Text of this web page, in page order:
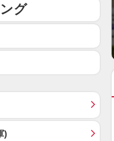
グ
)